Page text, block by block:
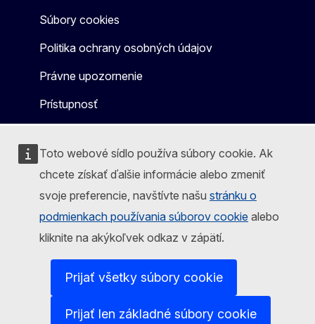
Toto webové sídlo používa súbory cookie. Ak
chcete získať ďalšie informácie alebo zmeniť
svoje preferencie, navštívte našu stránku o
podmienkach používania súborov cookie alebo
kliknite na akýkoľvek odkaz v zápätí.
Prijať všetky súbory cookie
Prijať len základné súbory cookie
Súbory cookies
Politika ochrany osobných údajov
Právne upozornenie
Prístupnosť